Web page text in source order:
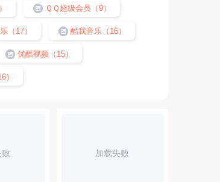
ＱＱ超级会员（9）
（17） 酷我音乐（16）
优酷视频（15）
）
加载失败